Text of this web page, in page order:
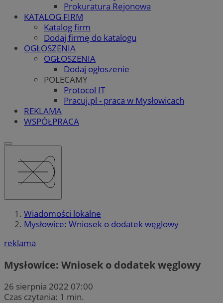
Prokuratura Rejonowa
KATALOG FIRM
Katalog firm
Dodaj firmę do katalogu
OGŁOSZENIA
OGŁOSZENIA
Dodaj ogłoszenie
POLECAMY
Protocol IT
Pracuj.pl - praca w Mysłowicach
REKLAMA
WSPÓŁPRACA
Wiadomości lokalne
Mysłowice: Wniosek o dodatek węglowy
reklama
Mysłowice: Wniosek o dodatek węglowy
26 sierpnia 2022 07:00
Czas czytania: 1 min.